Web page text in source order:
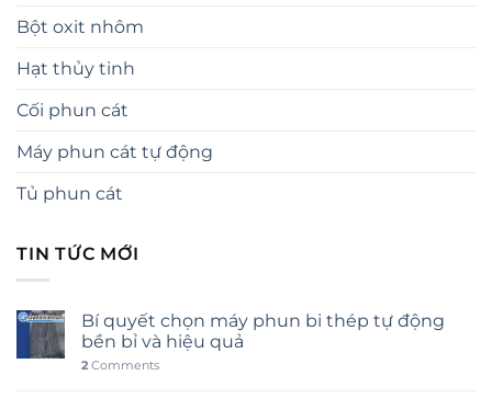
Bột oxit nhôm
Hạt thủy tinh
Cối phun cát
Máy phun cát tự động
Tủ phun cát
TIN TỨC MỚI
Bí quyết chọn máy phun bi thép tự động
bền bỉ và hiệu quả
2Comments